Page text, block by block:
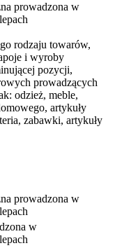
prowadzona w
rodzaju towarów,
i wyroby
pozycji,
prowadzących
odzież, meble,
artykuły
zabawki, artykuły
prowadzona w
w